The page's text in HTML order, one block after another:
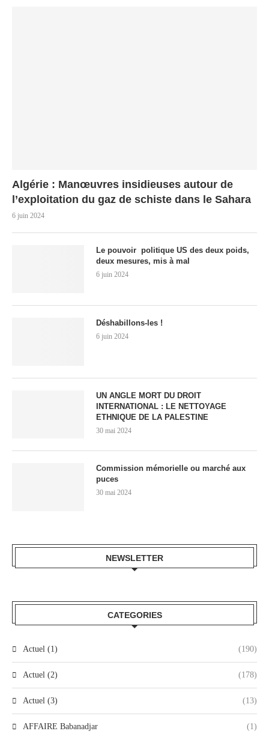
Algérie : Manœuvres insidieuses autour de
l’exploitation du gaz de schiste dans le Sahara
6 juin 2024
Le pouvoir politique US des deux poids,
deux mesures, mis à mal
6 juin 2024
Déshabillons-les !
6 juin 2024
UN ANGLE MORT DU DROIT
INTERNATIONAL : LE NETTOYAGE
ETHNIQUE DE LA PALESTINE
30 mai 2024
Commission mémorielle ou marché aux
puces
30 mai 2024
NEWSLETTER
CATEGORIES
Actuel (1) (190)
Actuel (2) (178)
Actuel (3) (13)
AFFAIRE Babanadjar (1)